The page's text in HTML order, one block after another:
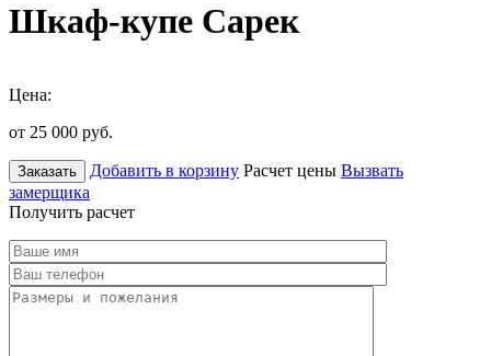
Шкаф-купе Сарек
Цена:
от 25 000 руб.
Заказать Добавить в корзину Расчет цены Вызвать
замерщика
Получить расчет